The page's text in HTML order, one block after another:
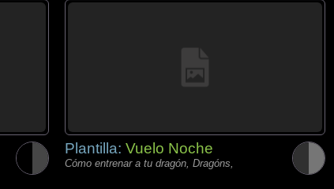
Plantilla: Vuelo Noche
Cómo entrenar a tu dragón, Dragóns,